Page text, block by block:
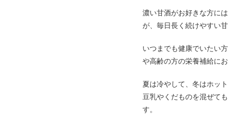
濃い甘酒がお好きな方に
が、毎日長く続けやすい
いつまでも健康でいたい
や高齢の方の栄養補給に
夏は冷やして、冬はホッ
豆乳やくだものを混ぜて
す。